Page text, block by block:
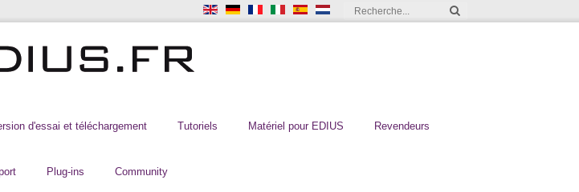
d'essai et téléchargement Tutoriels Matériel pour EDIUS Revendeurs
Plug-ins Community